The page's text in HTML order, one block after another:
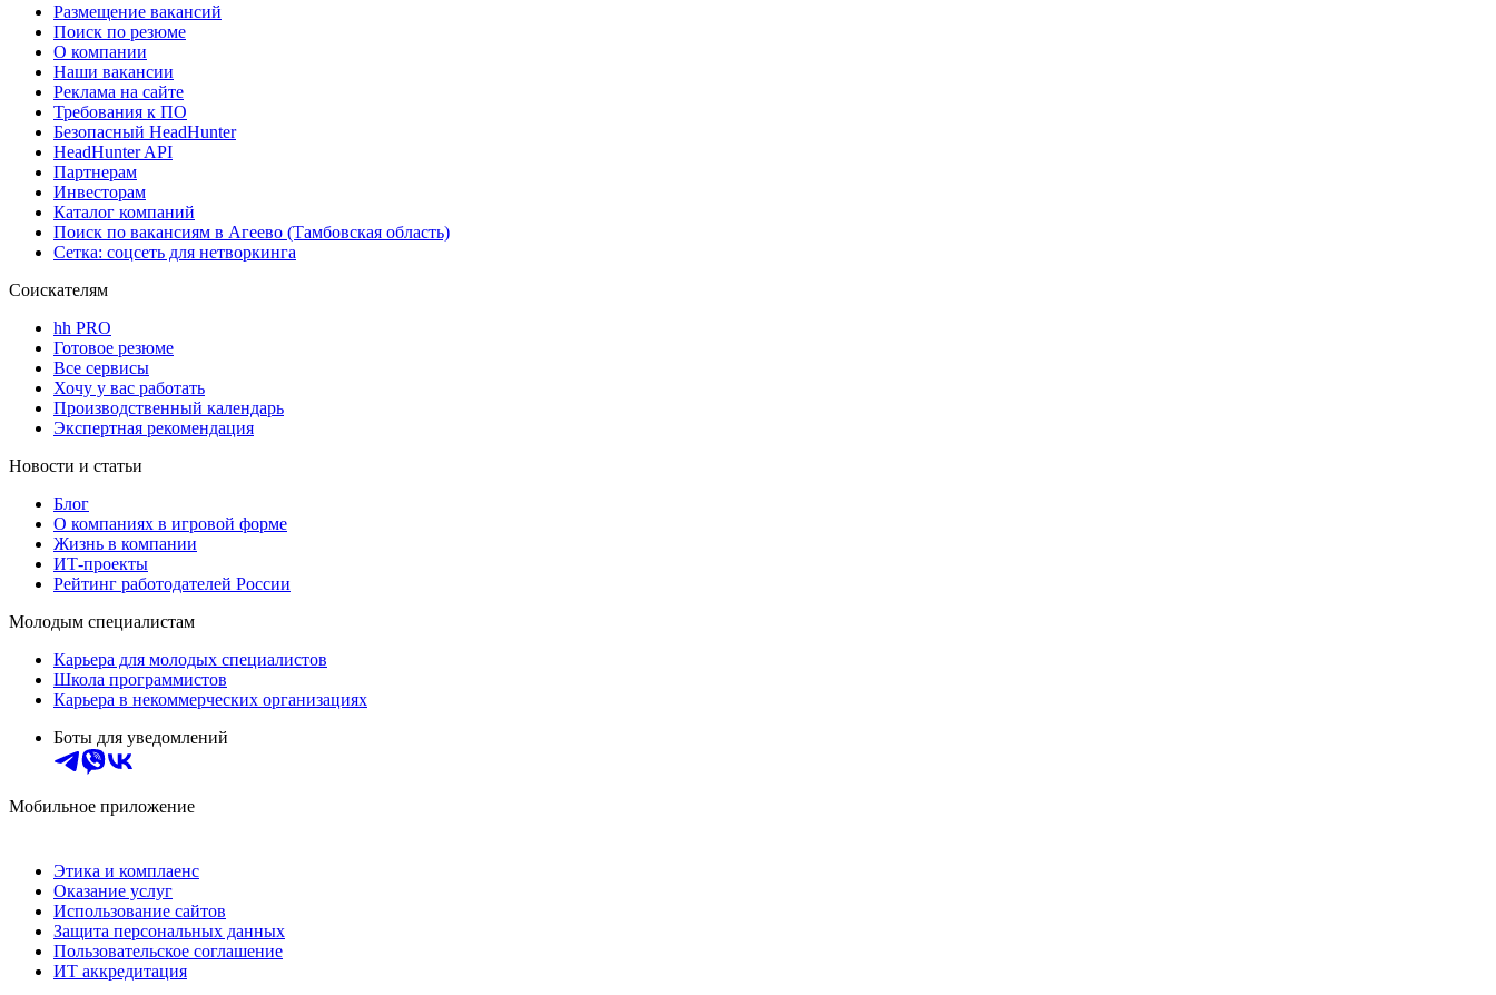
Размещение вакансий
Поиск по резюме
О компании
Наши вакансии
Реклама на сайте
Требования к ПО
Безопасный HeadHunter
HeadHunter API
Партнерам
Инвесторам
Каталог компаний
Поиск по вакансиям в Агеево (Тамбовская область)
Сетка: соцсеть для нетворкинга
Соискателям
hh PRO
Готовое резюме
Все сервисы
Хочу у вас работать
Производственный календарь
Экспертная рекомендация
Новости и статьи
Блог
О компаниях в игровой форме
Жизнь в компании
ИТ-проекты
Рейтинг работодателей России
Молодым специалистам
Карьера для молодых специалистов
Школа программистов
Карьера в некоммерческих организациях
Боты для уведомлений
Мобильное приложение
Этика и комплаенс
Оказание услуг
Использование сайтов
Защита персональных данных
Пользовательское соглашение
ИТ аккредитация